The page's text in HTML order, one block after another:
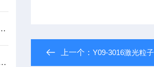
性能评估中的应用
应力测试仪进行维护和保养？
上一个：Y09-3016激光粒